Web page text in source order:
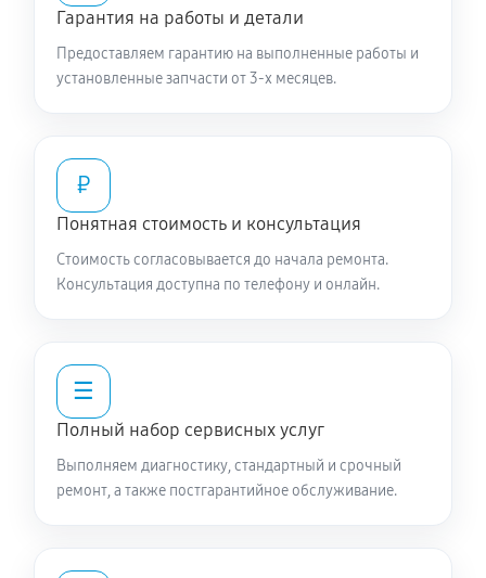
Гарантия на работы и детали
Предоставляем гарантию на выполненные работы и
установленные запчасти от 3-х месяцев.
₽
Понятная стоимость и консультация
Стоимость согласовывается до начала ремонта.
Консультация доступна по телефону и онлайн.
☰
Полный набор сервисных услуг
Выполняем диагностику, стандартный и срочный
ремонт, а также постгарантийное обслуживание.